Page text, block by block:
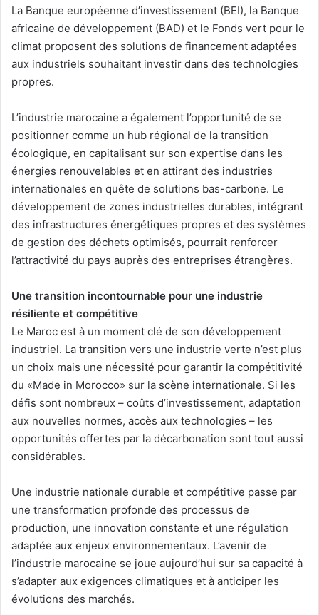
La Banque européenne d’investissement (BEI), la Banque
africaine de développement (BAD) et le Fonds vert pour le
climat proposent des solutions de financement adaptées
aux industriels souhaitant investir dans des technologies
propres.
L’industrie marocaine a également l’opportunité de se
positionner comme un hub régional de la transition
écologique, en capitalisant sur son expertise dans les
énergies renouvelables et en attirant des industries
internationales en quête de solutions bas-carbone. Le
développement de zones industrielles durables, intégrant
des infrastructures énergétiques propres et des systèmes
de gestion des déchets optimisés, pourrait renforcer
l’attractivité du pays auprès des entreprises étrangères.
Une transition incontournable pour une industrie
résiliente et compétitive
Le Maroc est à un moment clé de son développement
industriel. La transition vers une industrie verte n’est plus
un choix mais une nécessité pour garantir la compétitivité
du «Made in Morocco» sur la scène internationale. Si les
défis sont nombreux – coûts d’investissement, adaptation
aux nouvelles normes, accès aux technologies – les
opportunités offertes par la décarbonation sont tout aussi
considérables.
Une industrie nationale durable et compétitive passe par
une transformation profonde des processus de
production, une innovation constante et une régulation
adaptée aux enjeux environnementaux. L’avenir de
l’industrie marocaine se joue aujourd’hui sur sa capacité à
s’adapter aux exigences climatiques et à anticiper les
évolutions des marchés.